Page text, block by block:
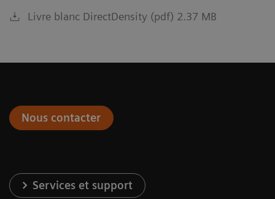
Livre blanc DirectDensity (pdf) 2.37 MB
Nous contacter
Services et support